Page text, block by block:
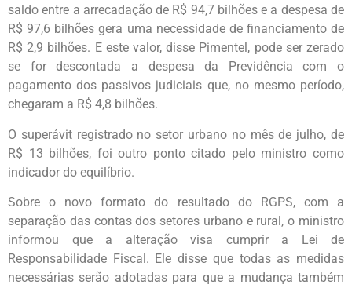
saldo entre a arrecadação de R$ 94,7 bilhões e a despesa de
R$ 97,6 bilhões gera uma necessidade de financiamento de
R$ 2,9 bilhões. E este valor, disse Pimentel, pode ser zerado
se for descontada a despesa da Previdência com o
pagamento dos passivos judiciais que, no mesmo período,
chegaram a R$ 4,8 bilhões.
O superávit registrado no setor urbano no mês de julho, de
R$ 13 bilhões, foi outro ponto citado pelo ministro como
indicador do equilíbrio.
Sobre o novo formato do resultado do RGPS, com a
separação das contas dos setores urbano e rural, o ministro
informou que a alteração visa cumprir a Lei de
Responsabilidade Fiscal. Ele disse que todas as medidas
necessárias serão adotadas para que a mudança também